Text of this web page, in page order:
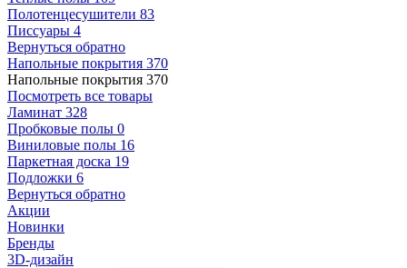
Полотенцесушители 83
Писсуары 4
Вернуться обратно
Напольные покрытия 370
Напольные покрытия 370
Посмотреть все товары
Ламинат 328
Пробковые полы 0
Виниловые полы 16
Паркетная доска 19
Подложки 6
Вернуться обратно
Акции
Новинки
Бренды
3D-дизайн